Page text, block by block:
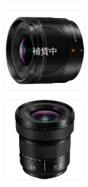
補貨中